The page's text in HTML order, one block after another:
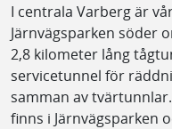
I centrala Varberg är
Järnvägsparken söder
2,8 kilometer lång
servicetunnel för
samman av
finns i Järnvägsparken